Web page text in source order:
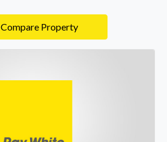
Compare Property